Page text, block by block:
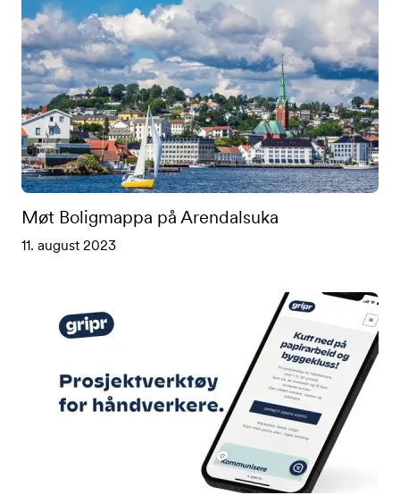
Møt Boligmappa på Arendalsuka
11. august 2023